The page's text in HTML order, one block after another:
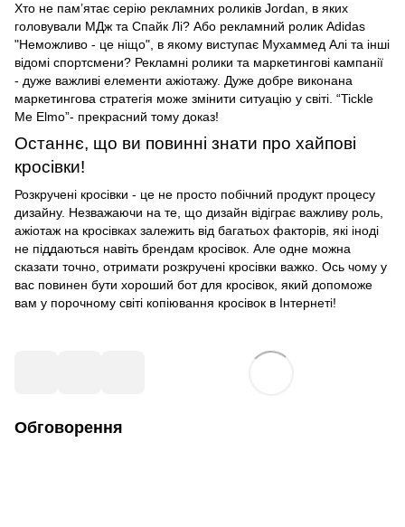
Хто не пам’ятає серію рекламних роликів Jordan, в яких
головували МДж та Спайк Лі? Або рекламний ролик Adidas
"Неможливо - це ніщо", в якому виступає Мухаммед Алі та інші
відомі спортсмени? Рекламні ролики та маркетингові кампанії
- дуже важливі елементи ажіотажу. Дуже добре виконана
маркетингова стратегія може змінити ситуацію у світі. “Tickle
Me Elmo”- прекрасний тому доказ!
Останнє, що ви повинні знати про хайпові
кросівки!
Розкручені кросівки - це не просто побічний продукт процесу
дизайну. Незважаючи на те, що дизайн відіграє важливу роль,
ажіотаж на кросівках залежить від багатьох факторів, які іноді
не піддаються навіть брендам кросівок. Але одне можна
сказати точно, отримати розкручені кросівки важко. Ось чому у
вас повинен бути хороший бот для кросівок, який допоможе
вам у порочному світі копіювання кросівок в Інтернеті!
Обговорення